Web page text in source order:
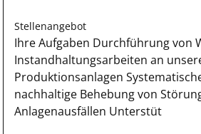
Stellenangebot
Ihre Aufgaben Durchführung von
Instandhaltungsarbeiten an
Produktionsanlagen
nachhaltige Behebung von
Anlagenausfällen Unterstüt